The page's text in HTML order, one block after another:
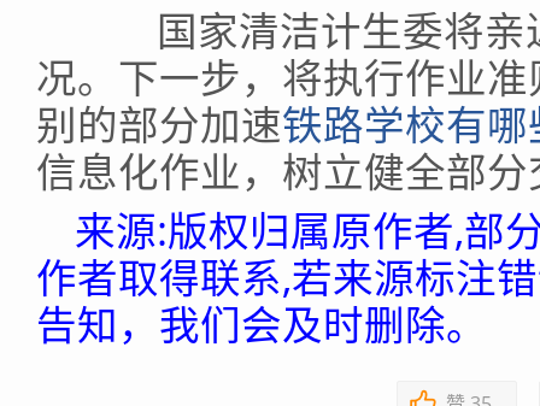
国家清洁计生委将亲
况。下一步，将执行作业
别的部分加速铁路学校有哪
信息化作业，树立健全部
来源:版权归属原作者,部
作者取得联系,若来源标注
告知，我们会及时删除。